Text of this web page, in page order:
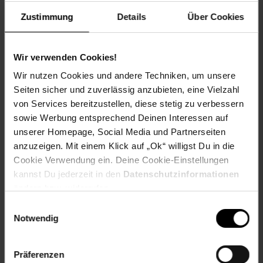
Zustimmung Details Über Cookies
Wir verwenden Cookies!
Wir nutzen Cookies und andere Techniken, um unsere
Seiten sicher und zuverlässig anzubieten, eine Vielzahl
von Services bereitzustellen, diese stetig zu verbessern
sowie Werbung entsprechend Deinen Interessen auf
unserer Homepage, Social Media und Partnerseiten
anzuzeigen. Mit einem Klick auf „Ok“ willigst Du in die
Cookie Verwendung ein. Deine Cookie-Einstellungen
kannst Du jederzeit in den Datenschutzinformationen
Notwendig
Präferenzen
- Top-Qualität
- Für alle Herdarten geeignet!
Eu Verantwortliche Person E-mail: info@michelino.de
Eu Verantwortliche Person Hausnummer: 12
Eu Verantwortliche Person Land: Deutschland
Eu Verantwortliche Person Name oder Firma: HATEX
AS GmbH & Co.KG
Eu Verantwortliche Person Ort: Willich
Eu Verantwortliche Person PLZ: 47877
Eu Verantwortliche Person Straße: Jakob-Kaiser-Str.
Gewählte Variante:
Größe: 23